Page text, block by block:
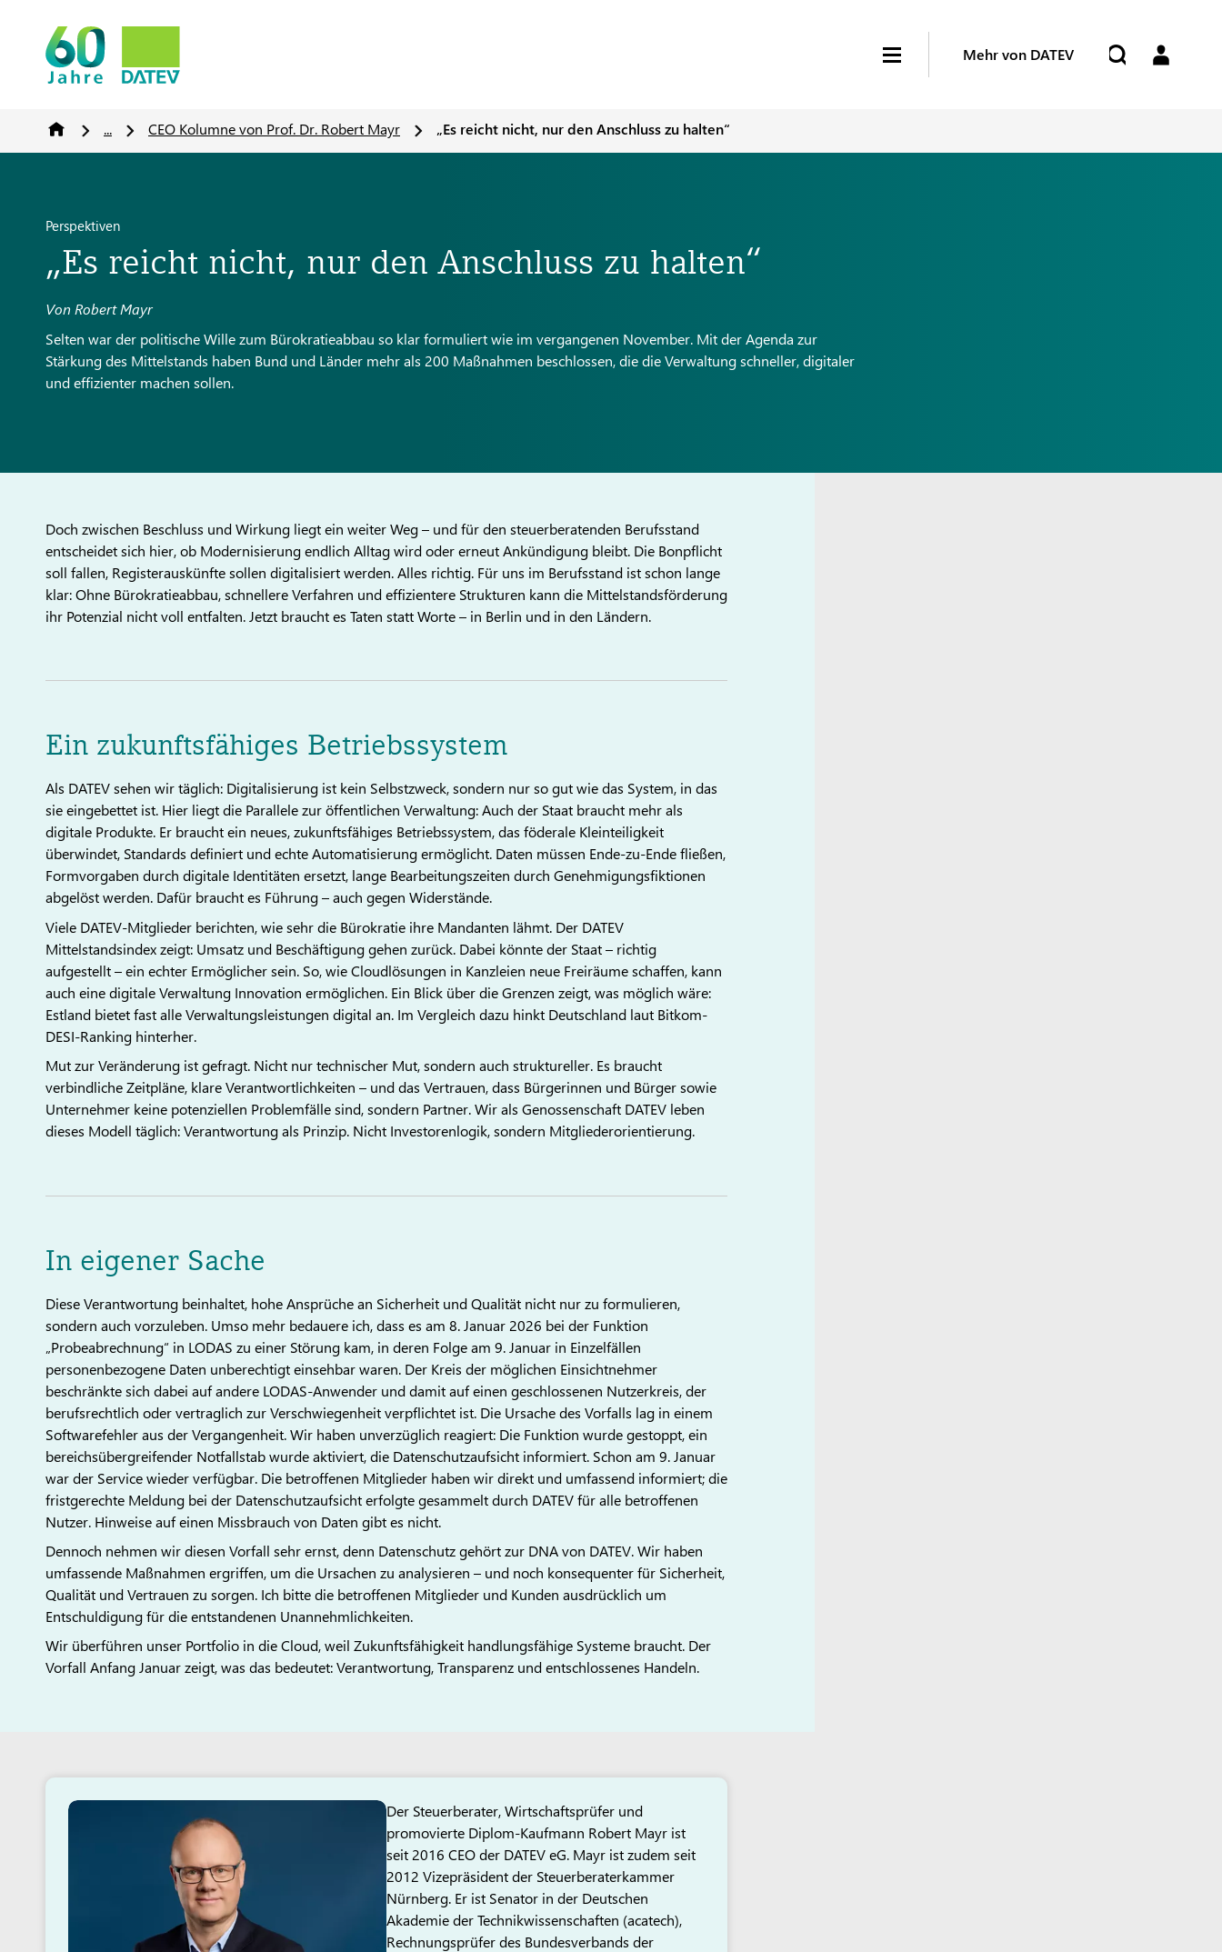
Mehr von DATEV
... CEO Kolumne von Prof. Dr. Robert Mayr „Es reicht nicht, nur den Anschluss zu halten“
Perspektiven
„Es reicht nicht, nur den Anschluss zu halten“
Von Robert Mayr
Selten war der politische Wille zum Bürokratieabbau so klar formuliert wie im vergangenen November. Mit der Agenda zur
Stärkung des Mittelstands haben Bund und Länder mehr als 200 Maßnahmen beschlossen, die die Verwaltung schneller, digitaler
und effizienter machen sollen.
Doch zwischen Beschluss und Wirkung liegt ein weiter Weg – und für den steuerberatenden Berufsstand
entscheidet sich hier, ob Modernisierung endlich Alltag wird oder erneut Ankündigung bleibt. Die Bonpflicht
soll fallen, Registerauskünfte sollen digitalisiert werden. Alles richtig. Für uns im Berufsstand ist schon lange
klar: Ohne Bürokratieabbau, schnellere Verfahren und effizientere Strukturen kann die Mittelstandsförderung
ihr Potenzial nicht voll entfalten. Jetzt braucht es Taten statt Worte – in Berlin und in den Ländern.
Ein zukunftsfähiges Betriebssystem
Als DATEV sehen wir täglich: Digitalisierung ist kein Selbstzweck, sondern nur so gut wie das System, in das
sie eingebettet ist. Hier liegt die Parallele zur öffentlichen Verwaltung: Auch der Staat braucht mehr als
digitale Produkte. Er braucht ein neues, zukunftsfähiges Betriebssystem, das föderale Kleinteiligkeit
überwindet, Standards definiert und echte Automatisierung ermöglicht. Daten müssen Ende-zu-Ende fließen,
Formvorgaben durch digitale Identitäten ersetzt, lange Bearbeitungszeiten durch Genehmigungsfiktionen
abgelöst werden. Dafür braucht es Führung – auch gegen Widerstände.
Viele DATEV-Mitglieder berichten, wie sehr die Bürokratie ihre Mandanten lähmt. Der DATEV
Mittelstandsindex zeigt: Umsatz und Beschäftigung gehen zurück. Dabei könnte der Staat – richtig
aufgestellt – ein echter Ermöglicher sein. So, wie Cloudlösungen in Kanzleien neue Freiräume schaffen, kann
auch eine digitale Verwaltung Innovation ermöglichen. Ein Blick über die Grenzen zeigt, was möglich wäre:
Estland bietet fast alle Verwaltungsleistungen digital an. Im Vergleich dazu hinkt Deutschland laut Bitkom-
DESI-Ranking hinterher.
Mut zur Veränderung ist gefragt. Nicht nur technischer Mut, sondern auch struktureller. Es braucht
verbindliche Zeitpläne, klare Verantwortlichkeiten – und das Vertrauen, dass Bürgerinnen und Bürger sowie
Unternehmer keine potenziellen Problemfälle sind, sondern Partner. Wir als Genossenschaft DATEV leben
dieses Modell täglich: Verantwortung als Prinzip. Nicht Investorenlogik, sondern Mitgliederorientierung.
In eigener Sache
Diese Verantwortung beinhaltet, hohe Ansprüche an Sicherheit und Qualität nicht nur zu formulieren,
sondern auch vorzuleben. Umso mehr bedauere ich, dass es am 8. Januar 2026 bei der Funktion
„Probeabrechnung“ in LODAS zu einer Störung kam, in deren Folge am 9. Januar in Einzelfällen
personenbezogene Daten unberechtigt einsehbar waren. Der Kreis der möglichen Einsichtnehmer
beschränkte sich dabei auf andere LODAS-Anwender und damit auf einen geschlossenen Nutzerkreis, der
berufsrechtlich oder vertraglich zur Verschwiegenheit verpflichtet ist. Die Ursache des Vorfalls lag in einem
Softwarefehler aus der Vergangenheit. Wir haben unverzüglich reagiert: Die Funktion wurde gestoppt, ein
bereichsübergreifender Notfallstab wurde aktiviert, die Datenschutzaufsicht informiert. Schon am 9. Januar
war der Service wieder verfügbar. Die betroffenen Mitglieder haben wir direkt und umfassend informiert; die
fristgerechte Meldung bei der Datenschutzaufsicht erfolgte gesammelt durch DATEV für alle betroffenen
Nutzer. Hinweise auf einen Missbrauch von Daten gibt es nicht.
Dennoch nehmen wir diesen Vorfall sehr ernst, denn Datenschutz gehört zur DNA von DATEV. Wir haben
umfassende Maßnahmen ergriffen, um die Ursachen zu analysieren – und noch konsequenter für Sicherheit,
Qualität und Vertrauen zu sorgen. Ich bitte die betroffenen Mitglieder und Kunden ausdrücklich um
Entschuldigung für die entstandenen Unannehmlichkeiten.
Wir überführen unser Portfolio in die Cloud, weil Zukunftsfähigkeit handlungsfähige Systeme braucht. Der
Vorfall Anfang Januar zeigt, was das bedeutet: Verantwortung, Transparenz und entschlossenes Handeln.
Der Steuerberater, Wirtschaftsprüfer und
promovierte Diplom-Kaufmann Robert Mayr ist
seit 2016 CEO der DATEV eG. Mayr ist zudem seit
2012 Vizepräsident der Steuerberaterkammer
Nürnberg. Er ist Senator in der Deutschen
Akademie der Technikwissenschaften (acatech),
Rechnungsprüfer des Bundesverbands der